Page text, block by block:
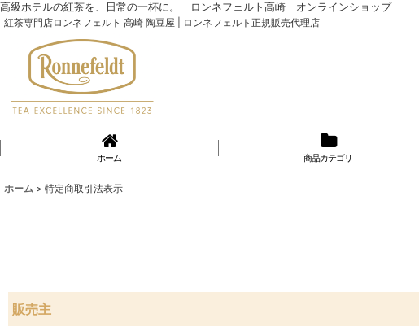
高級ホテルの紅茶を、日常の一杯に。 ロンネフェルト高崎 オンラインショップ
紅茶専門店ロンネフェルト 高崎 陶豆屋 | ロンネフェルト正規販売代理店
ホーム 商品カテゴリ
ホーム > 特定商取引法表示
販売主